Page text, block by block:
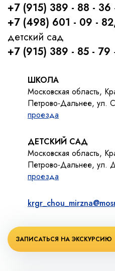
+7 (915) 389 - 88 - 36
+7 (498) 601 - 09 -
детский сад
+7 (915) 389 - 85 - 79
ШКОЛА
Московская область,
Петрово-Дальнее, ул.
проезда
ДЕТСКИЙ САД
Московская область,
Петрово-Дальнее, ул.
проезда
ЗАПИСАТЬСЯ НА ЭКСКУРСИЮ